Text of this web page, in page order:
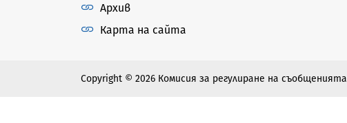
Архив
Карта на сайта
Copyright © 2026 Комисия за регулиране на съобщенията